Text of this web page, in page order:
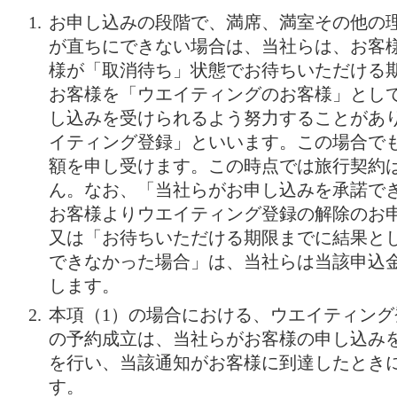
お申し込みの段階で、満席、満室その他の
が直ちにできない場合は、当社らは、お客
様が「取消待ち」状態でお待ちいただける
お客様を「ウエイティングのお客様」とし
し込みを受けられるよう努力することがあ
イティング登録」といいます。この場合で
額を申し受けます。この時点では旅行契約
ん。なお、「当社らがお申し込みを承諾で
お客様よりウエイティング登録の解除のお
又は「お待ちいただける期限までに結果と
できなかった場合」は、当社らは当該申込
します。
本項（1）の場合における、ウエイティン
の予約成立は、当社らがお客様の申し込み
を行い、当該通知がお客様に到達したとき
す。